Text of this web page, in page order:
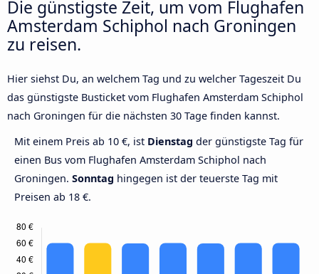
Die günstigste Zeit, um vom Flughafen
Amsterdam Schiphol nach Groningen
zu reisen.
Hier siehst Du, an welchem Tag und zu welcher Tageszeit Du
das günstigste Busticket vom Flughafen Amsterdam Schiphol
nach Groningen für die nächsten 30 Tage finden kannst.
Mit einem Preis ab 10 €, ist Dienstag der günstigste Tag für
einen Bus vom Flughafen Amsterdam Schiphol nach
Groningen. Sonntag hingegen ist der teuerste Tag mit
Preisen ab 18 €.